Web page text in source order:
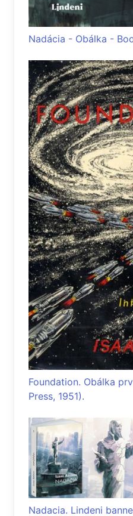
Nadácia - Obálka -
Foundation. Obálka
Press, 1951).
Nadacia. Lindeni